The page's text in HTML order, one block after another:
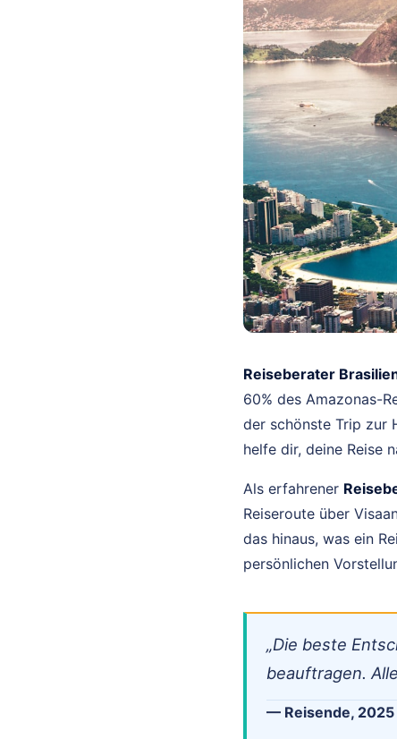
Reiseberater
60% des Amazonas-
der schönste Trip zur
helfe dir, deine Reise
Als erfahrener
Reiseroute über
das hinaus, was ein
persönlichen
„Die beste
beauftragen.
— Reisende, 2025